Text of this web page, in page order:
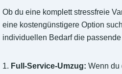
Ob du eine komplett stressfreie
eine kostengünstigere Option
individuellen Bedarf die
1. Full-Service-Umzug: Wenn du